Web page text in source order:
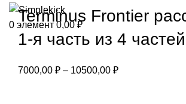
0 элемент 0,00₽
Terminus Frontier
1-я часть из 4 частей
7000,00 ₽ – 10500,00 ₽